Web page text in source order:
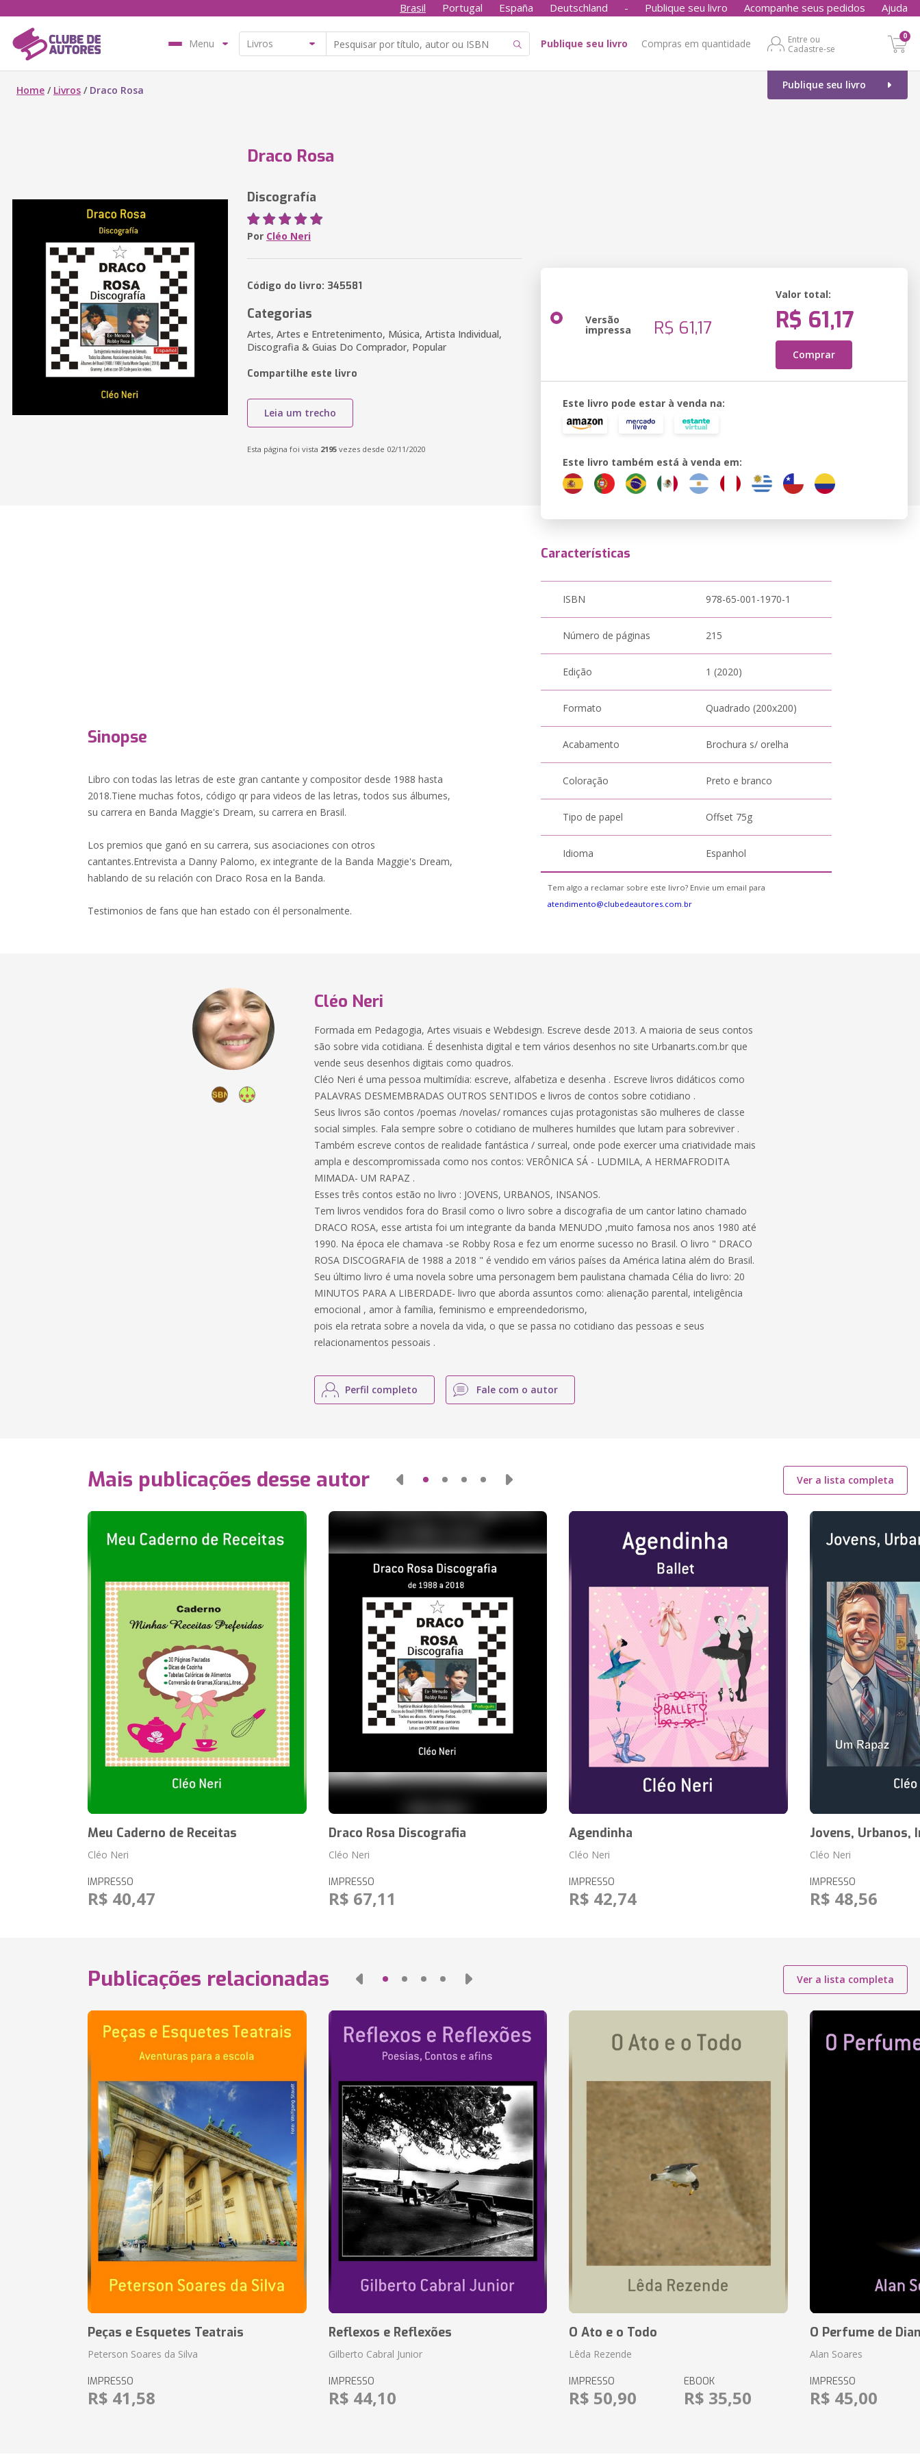
Brasil Portugal España Deutschland - Publique seu livro Acompanhe seus pedidos Ajuda
Menu Publique seu livro Compras em quantidade
Entre ou
Cadastre-se
0
Publique seu livro
Home / Livros / Draco Rosa
Draco Rosa
Discografía
Por Cléo Neri
Código do livro: 345581
Categorias
Artes, Artes e Entretenimento, Música, Artista Individual,
Discografia & Guias Do Comprador, Popular
Compartilhe este livro
Leia um trecho
Esta página foi vista 2195 vezes desde 02/11/2020
Versão
impressa R$ 61,17
Valor total:
R$ 61,17
Comprar
Este livro pode estar à venda na:
Este livro também está à venda em:
Sinopse
Libro con todas las letras de este gran cantante y compositor desde 1988 hasta
2018.Tiene muchas fotos, código qr para videos de las letras, todos sus álbumes,
su carrera en Banda Maggie's Dream, su carrera en Brasil.
Los premios que ganó en su carrera, sus asociaciones con otros
cantantes.Entrevista a Danny Palomo, ex integrante de la Banda Maggie's Dream,
hablando de su relación con Draco Rosa en la Banda.
Testimonios de fans que han estado con él personalmente.
Características
ISBN 978-65-001-1970-1
Número de páginas 215
Edição 1 (2020)
Formato Quadrado (200x200)
Acabamento Brochura s/ orelha
Coloração Preto e branco
Tipo de papel Offset 75g
Idioma Espanhol
Tem algo a reclamar sobre este livro? Envie um email para
atendimento@clubedeautores.com.br
Cléo Neri
Formada em Pedagogia, Artes visuais e Webdesign. Escreve desde 2013. A maioria de seus contos
são sobre vida cotidiana. É desenhista digital e tem vários desenhos no site Urbanarts.com.br que
vende seus desenhos digitais como quadros.
Cléo Neri é uma pessoa multimídia: escreve, alfabetiza e desenha . Escreve livros didáticos como
PALAVRAS DESMEMBRADAS OUTROS SENTIDOS e livros de contos sobre cotidiano .
Seus livros são contos /poemas /novelas/ romances cujas protagonistas são mulheres de classe
social simples. Fala sempre sobre o cotidiano de mulheres humildes que lutam para sobreviver .
Também escreve contos de realidade fantástica / surreal, onde pode exercer uma criatividade mais
ampla e descompromissada como nos contos: VERÔNICA SÁ - LUDMILA, A HERMAFRODITA
MIMADA- UM RAPAZ .
Esses três contos estão no livro : JOVENS, URBANOS, INSANOS.
Tem livros vendidos fora do Brasil como o livro sobre a discografia de um cantor latino chamado
DRACO ROSA, esse artista foi um integrante da banda MENUDO ,muito famosa nos anos 1980 até
1990. Na época ele chamava -se Robby Rosa e fez um enorme sucesso no Brasil. O livro " DRACO
ROSA DISCOGRAFIA de 1988 a 2018 " é vendido em vários países da América latina além do Brasil.
Seu último livro é uma novela sobre uma personagem bem paulistana chamada Célia do livro: 20
MINUTOS PARA A LIBERDADE- livro que aborda assuntos como: alienação parental, inteligência
emocional , amor à família, feminismo e empreendedorismo,
pois ela retrata sobre a novela da vida, o que se passa no cotidiano das pessoas e seus
relacionamentos pessoais .
Perfil completo Fale com o autor
Mais publicações desse autor Ver a lista completa
Meu Caderno de Receitas
Cléo Neri
IMPRESSO
R$ 40,47
Draco Rosa Discografia
Cléo Neri
IMPRESSO
R$ 67,11
Agendinha
Cléo Neri
IMPRESSO
R$ 42,74
Jovens, Urbanos,
Cléo Neri
IMPRESSO
R$ 48,56
Publicações relacionadas Ver a lista completa
Peças e Esquetes Teatrais
Peterson Soares da Silva
IMPRESSO
R$ 41,58
Reflexos e Reflexões
Gilberto Cabral Junior
IMPRESSO
R$ 44,10
O Ato e o Todo
Lêda Rezende
IMPRESSO
R$ 50,90
EBOOK
R$ 35,50
O Perfume de
Alan Soares
IMPRESSO
R$ 45,00